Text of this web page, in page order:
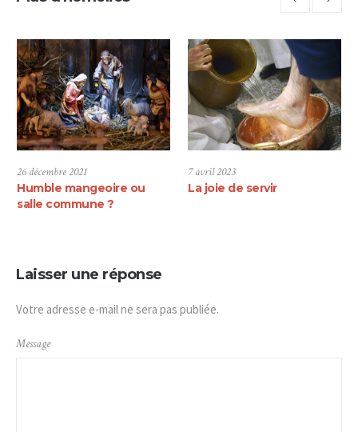
7 avril 2023
La joie de servir
31 mars 2024
Mais c’est de nuit…